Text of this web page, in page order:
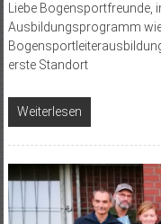
Liebe Bogensportfreunde,
Ausbildungsprogramm
erste Standort
Weiterlesen